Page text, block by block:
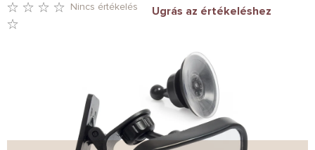
CSILLAG.
Nincs értékelés Ugrás az értékeléshez